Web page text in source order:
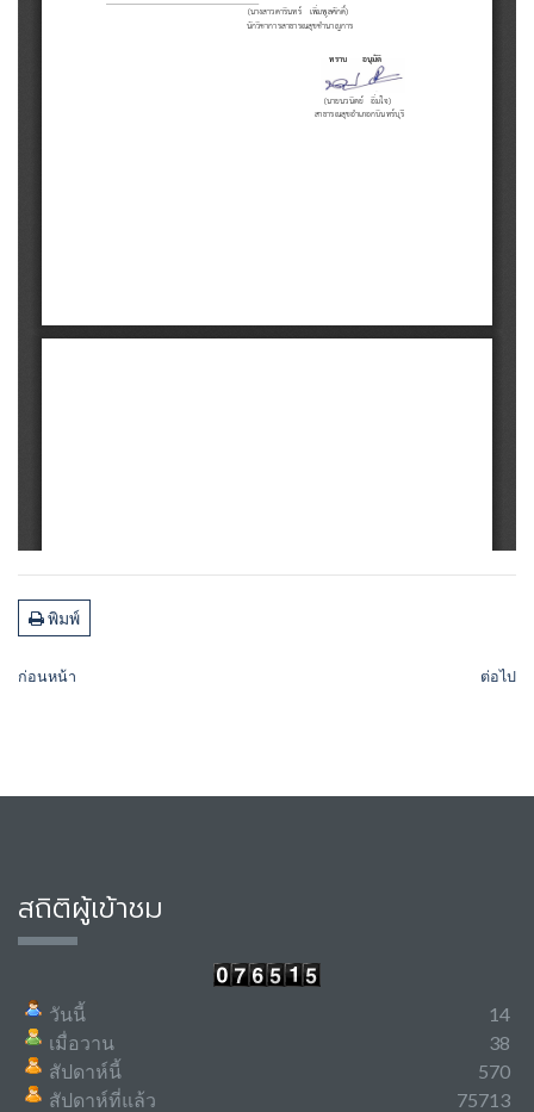
พิมพ์
ก่อนหน้า ต่อไป
สถิติผู้เข้าชม
วันนี้
เมื่อวาน
สัปดาห์นี้
สัปดาห์ที่แล้ว
14
38
570
75713